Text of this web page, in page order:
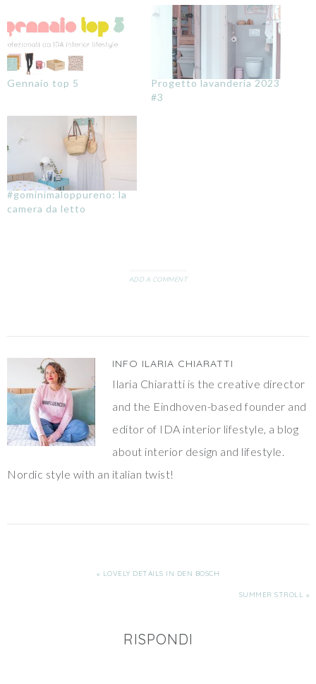
Gennaio top 5
Progetto lavanderia 2023
#3
#gominimaloppureno: la
camera da letto
ADD A COMMENT
INFO ILARIA CHIARATTI
Ilaria Chiaratti is the creative director
and the Eindhoven-based founder and
editor of IDA interior lifestyle, a blog
about interior design and lifestyle.
Nordic style with an italian twist!
« LOVELY DETAILS IN DEN BOSCH
SUMMER STROLL »
RISPONDI